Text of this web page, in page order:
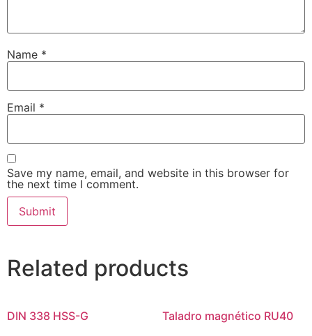
Name *
Email *
Save my name, email, and website in this browser for
the next time I comment.
Related products
DIN 338 HSS-G Taladro magnético RU40